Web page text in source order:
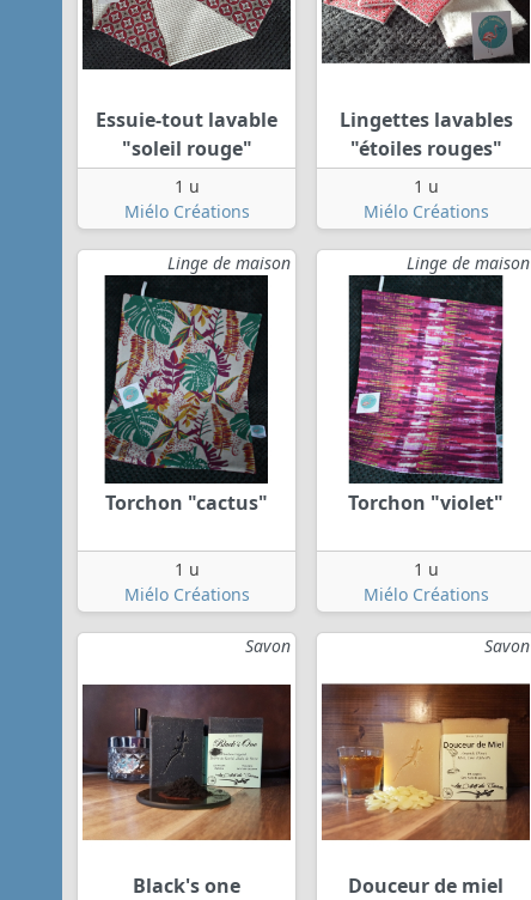
Essuie-tout lavable
"soleil rouge"
1 u
Miélo Créations
Lingettes lavables
"étoiles rouges"
1 u
Miélo Créations
Linge de maison
Torchon "cactus"
1 u
Miélo Créations
Linge de maison
Torchon "violet"
1 u
Miélo Créations
Savon
Black's one
Savon
Douceur de miel